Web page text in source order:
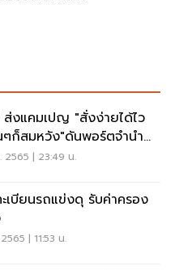
ส่งแคมเปญ "สั่งง่ายได้ไว
ๆก็สมหวัง"ดันพอร์ตจำนำ
โต40%
2565 | 23:49 น.
เบียนรถแข่งดุ รับค่าครอง
| 11:53 น.